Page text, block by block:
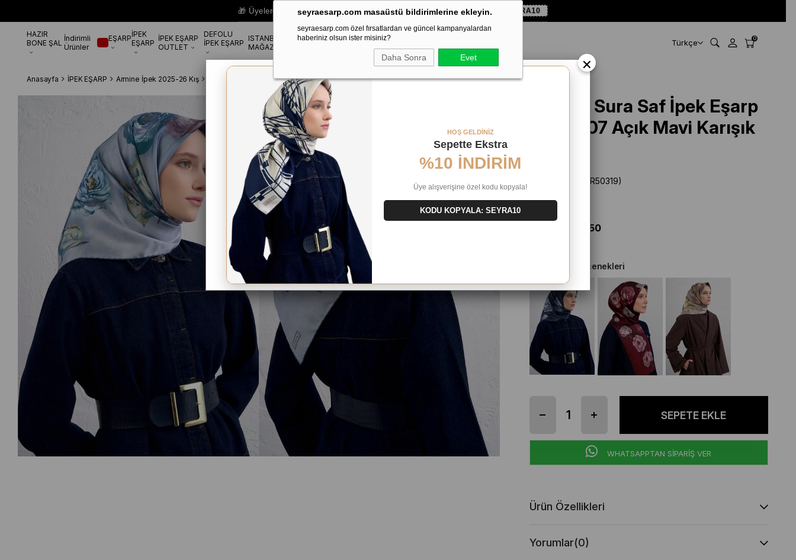
seyraesarp.com masaüstü bildirimlerine ekleyin.
seyraesarp.com özel fırsatlardan ve güncel kampanyalardan
haberiniz olsun ister misiniz?
Daha Sonra Evet
🎁 Üyelere Özel Sepette%10 EKSTRA İNDİRİM HEDİYE ÇEKİ! KOD: SEYRA10
HAZIR
BONE ŞAL İndirimli
Ürünler
EŞARPİPEK
EŞARP İPEK EŞARP
OUTLET
DEFOLU
İPEK EŞARP ISTANBUL
MAĞAZA
ŞALAKSESUAR Türkçe 0
Anasayfa İPEK EŞARP Armine İpek 2025-26 Kış Armine Sura Saf İpek Eşarp 9419 - 07 Açık Mavi Karışık Desen
Armine Sura Saf İpek Eşarp
9419 - 07 Açık Mavi Karışık
(SYR50319)
$ 62.50
Diğer Renk Seçenekleri
WHATSAPPTAN SİPARİŞ VER
Ürün Özellikleri
Yorumlar(0)
×
HOŞ GELDİNİZ
Sepette Ekstra
%10 İNDİRİM
Üye alışverişine özel kodu kopyala!
KODU KOPYALA: SEYRA10